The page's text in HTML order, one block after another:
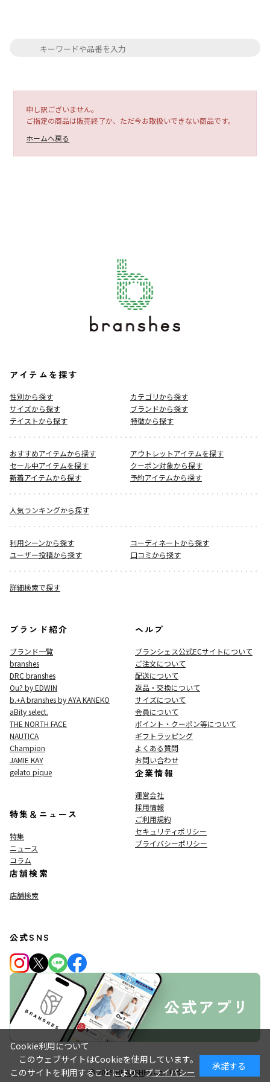
申し訳ございません。
ご指定の商品は販売終了か、ただ今お取扱いできない商品です。
ホームへ戻る
アイテムを探す
性別から探す
カテゴリから探す
サイズから探す
ブランドから探す
テイストから探す
特徴から探す
おすすめアイテムから探す
アウトレットアイテムを探す
セール中アイテムを探す
クーポン対象から探す
新着アイテムから探す
予約アイテムから探す
人気ランキングから探す
利用シーンから探す
コーディネートから探す
ユーザー投稿から探す
口コミから探す
詳細検索で探す
ブランド紹介
ブランド一覧
branshes
DRC branshes
Ou? by EDWIN
b.+A branshes by AYA KANEKO
aBity select.
THE NORTH FACE
NAUTICA
Champion
JAMIE KAY
gelato pique
特集＆ニュース
特集
ニュース
コラム
店舗検索
店舗検索
ヘルプ
ブランシェス公式ECサイトについて
ご注文について
配送について
返品・交換について
サイズについて
会員について
ポイント・クーポン等について
ギフトラッピング
よくある質問
お問い合わせ
企業情報
運営会社
採用情報
ご利用規約
セキュリティポリシー
プライバシーポリシー
公式SNS
© 2019BRANSHESCo., Ltd.
Cookie利用について
このウェブサイトはCookieを使用しています。
このサイトを利用することにより、プライバシー
承諾する